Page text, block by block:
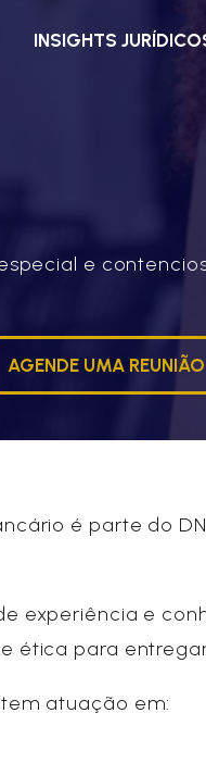
INSIGHTS
e
AGENDE UMA REUNIÃO
é parte do
experiência e
ética para
atuação em: